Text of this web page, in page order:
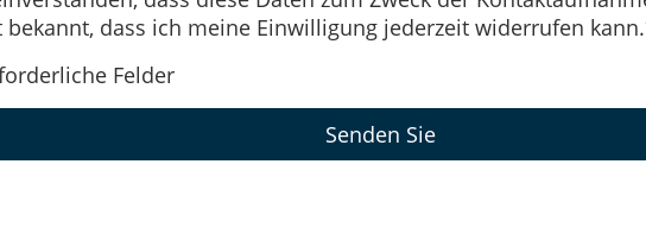
dass ich meine Einwilligung jederzeit widerrufen kann.
Felder
Senden Sie